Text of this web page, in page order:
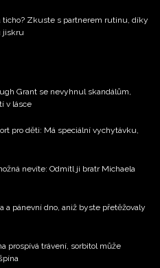
ticho? Zkuste s partnerem rutinu, díky
jiskru
Grant se nevyhnul skandálům,
v lásce
pro děti: Má speciální vychytávku,
nevíte: Odmítl ji bratr Michaela
a pánevní dno, aniž byste přetěžovaly
prospívá trávení, sorbitol může